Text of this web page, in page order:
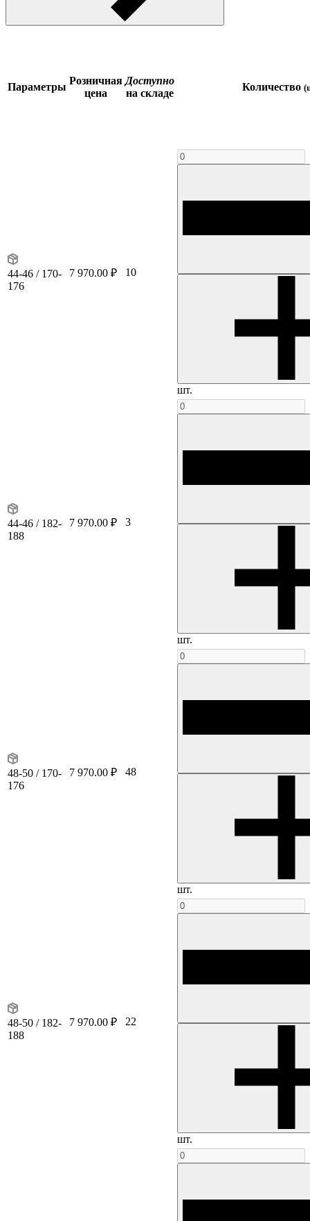
Параметры
Розничная
цена
Доступно
на складе
Количество
44-46 / 170-
176
7 970.00 ₽ 10
шт.
44-46 / 182-
188
7 970.00 ₽ 3
шт.
48-50 / 170-
176
7 970.00 ₽ 48
шт.
48-50 / 182-
188
7 970.00 ₽ 22
шт.